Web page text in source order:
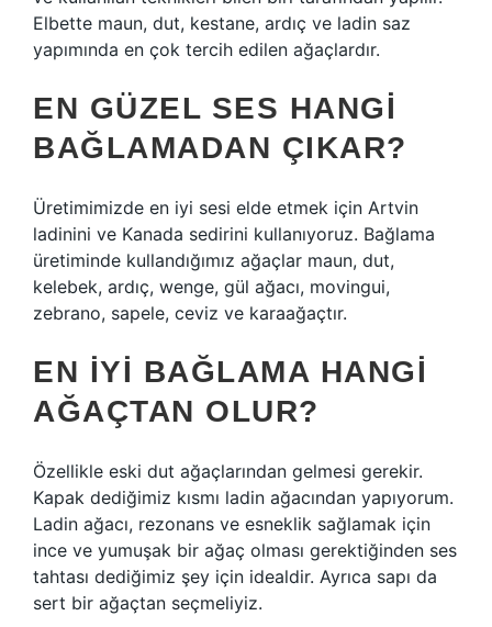
Elbette maun, dut, kestane, ardıç ve ladin saz
yapımında en çok tercih edilen ağaçlardır.
EN GÜZEL SES HANGI
BAĞLAMADAN ÇIKAR?
Üretimimizde en iyi sesi elde etmek için Artvin
ladinini ve Kanada sedirini kullanıyoruz. Bağlama
üretiminde kullandığımız ağaçlar maun, dut,
kelebek, ardıç, wenge, gül ağacı, movingui,
zebrano, sapele, ceviz ve karaağaçtır.
EN IYI BAĞLAMA HANGI
AĞAÇTAN OLUR?
Özellikle eski dut ağaçlarından gelmesi gerekir.
Kapak dediğimiz kısmı ladin ağacından yapıyorum.
Ladin ağacı, rezonans ve esneklik sağlamak için
ince ve yumuşak bir ağaç olması gerektiğinden ses
tahtası dediğimiz şey için idealdir. Ayrıca sapı da
sert bir ağaçtan seçmeliyiz.